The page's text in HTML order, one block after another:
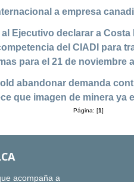
a empresa
Ejecutivo declarar a
del CIADI para
para el 21 de noviembre
abandonar demanda
que imagen de minera ya
Página: [1]
acompaña a